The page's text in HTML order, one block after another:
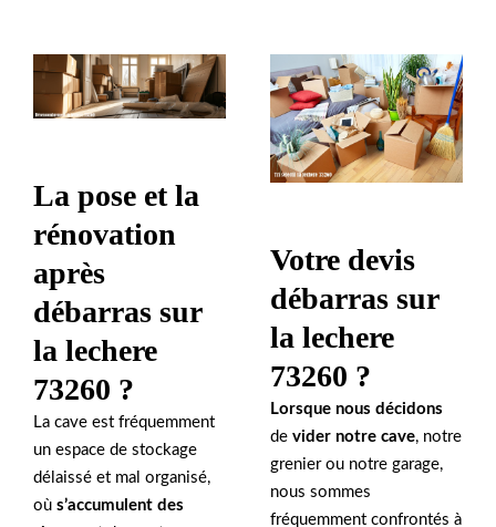
La pose et la
rénovation
après
débarras sur
la lechere
73260 ?
La cave est fréquemment
un espace de stockage
délaissé et mal organisé,
où s’accumulent des
Votre devis
débarras sur
la lechere
73260 ?
Lorsque nous décidons
de vider notre cave, notre
grenier ou notre garage,
nous sommes
fréquemment confrontés à